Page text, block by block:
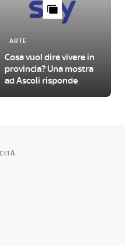
ARTE
Cosa vuol dire vivere in
provincia? Una mostra
ad Ascoli risponde